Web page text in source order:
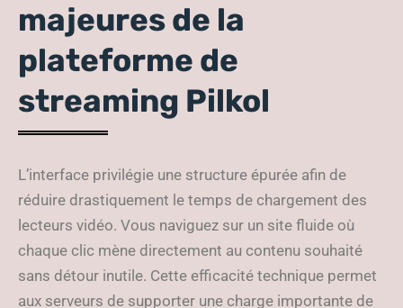
majeures de la
plateforme de
streaming Pilkol
L’interface privilégie une structure épurée afin de
réduire drastiquement le temps de chargement des
lecteurs vidéo. Vous naviguez sur un site fluide où
chaque clic mène directement au contenu souhaité
sans détour inutile. Cette efficacité technique permet
aux serveurs de supporter une charge importante de